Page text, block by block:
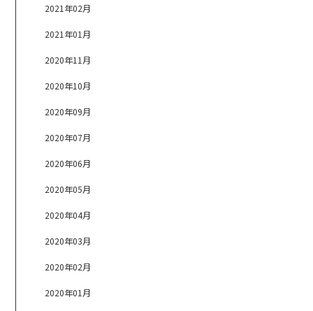
2021年02月
2021年01月
2020年11月
2020年10月
2020年09月
2020年07月
2020年06月
2020年05月
2020年04月
2020年03月
2020年02月
2020年01月